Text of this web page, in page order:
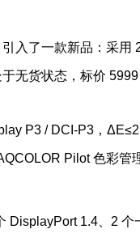
入了一款新品：采用
无货状态，标价 5999
P3 / DCI-P3，ΔE≤2
Pilot 色彩管
DisplayPort 1.4、2 个